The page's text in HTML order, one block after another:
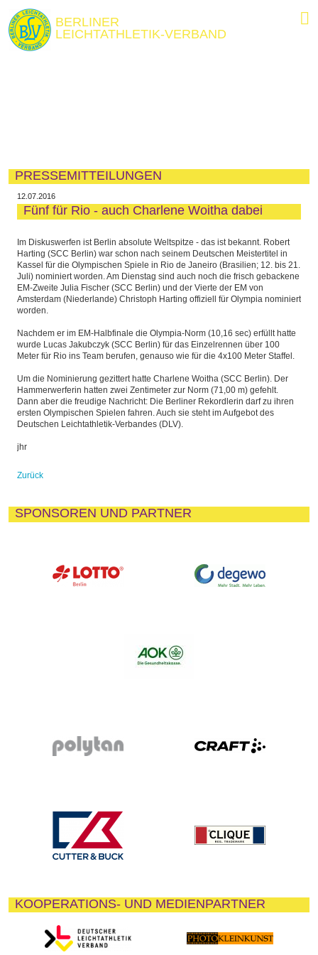
BERLINER
LEICHTATHLETIK-VERBAND
PRESSEMITTEILUNGEN
12.07.2016
Fünf für Rio - auch Charlene Woitha dabei
Im Diskuswerfen ist Berlin absolute Weltspitze - das ist bekannt. Robert
Harting (SCC Berlin) war schon nach seinem Deutschen Meistertitel in
Kassel für die Olympischen Spiele in Rio de Janeiro (Brasilien; 12. bis 21.
Juli) nominiert worden. Am Dienstag sind auch noch die frisch gebackene
EM-Zweite Julia Fischer (SCC Berlin) und der Vierte der EM von
Amsterdam (Niederlande) Christoph Harting offiziell für Olympia nominiert
worden.
Nachdem er im EM-Halbfinale die Olympia-Norm (10,16 sec) erfüllt hatte
wurde Lucas Jakubczyk (SCC Berlin) für das Einzelrennen über 100
Meter für Rio ins Team berufen, genauso wie für die 4x100 Meter Staffel.
Um die Nominierung gezittert hatte Charlene Woitha (SCC Berlin). Der
Hammerwerferin hatten zwei Zentimeter zur Norm (71,00 m) gefehlt.
Dann aber die freudige Nachricht: Die Berliner Rekordlerin darf zu ihren
ersten Olympischen Spielen fahren. Auch sie steht im Aufgebot des
Deutschen Leichtathletik-Verbandes (DLV).
jhr
Zurück
SPONSOREN UND PARTNER
KOOPERATIONS- UND MEDIENPARTNER